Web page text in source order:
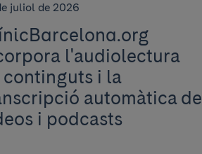
juliol de 2026
l'audiolectura
continguts i la
automàtica de
i podcasts